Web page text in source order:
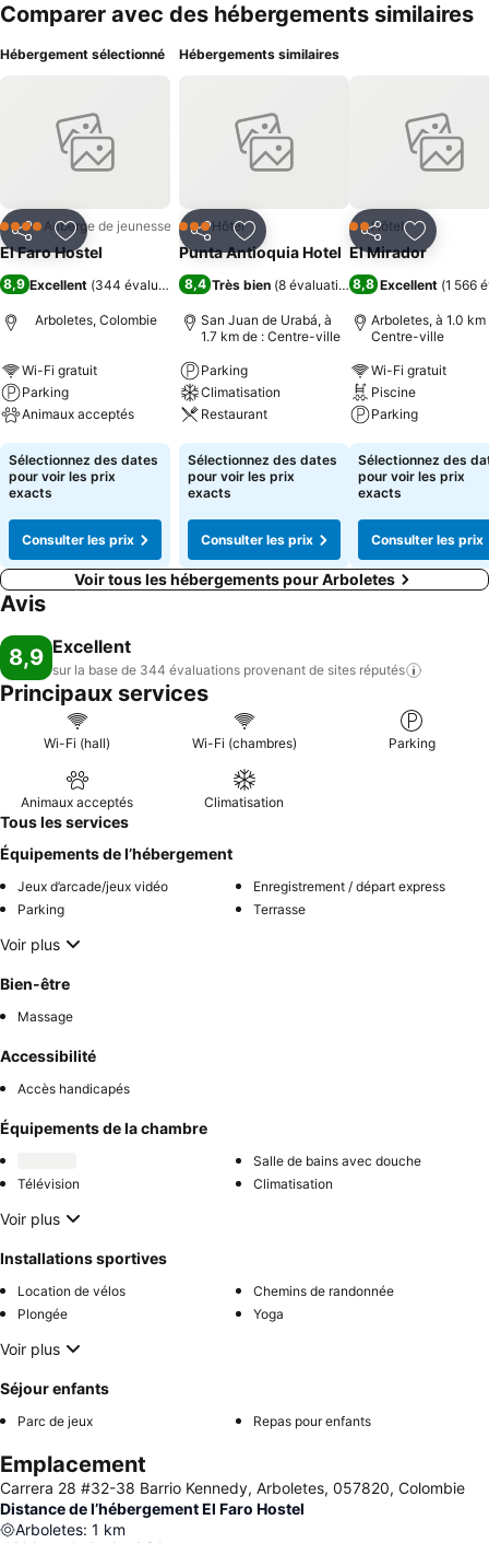
Comparer avec des hébergements similaires
Hébergement sélectionné
PartagerAjouter à mes favoris
4 ÉtoilesAuberge de jeunesse
El Faro Hostel
8,9 Excellent (344 évaluations)
Arboletes, Colombie
Wi-Fi gratuit
Parking
Animaux acceptés
Consulter les prix
Sélectionnez des dates
pour voir les prix
exacts
Consulter les prix
Hébergements similaires
PartagerAjouter à mes favoris
3 ÉtoilesHôtel
Punta Antioquia Hotel
8,4 Très bien (8 évaluations)
San Juan de Urabá, à
1.7 km de : Centre-ville
Parking
Climatisation
Restaurant
Consulter les prix
Sélectionnez des dates
pour voir les prix
exacts
Consulter les prix
PartagerAjouter
2 Étoiles
Hôtel
El Mirador
8,8 Excellent (1 566
Arboletes, à 1.0 km
Centre-ville
Wi-Fi gratuit
Piscine
Parking
Consulter les
Sélectionnez des
pour voir les prix
exacts
Consulter les prix
Voir tous les hébergements pour Arboletes
Avis
8,9 Excellent
sur la base de 344 évaluations provenant de sites réputés
Principaux services
Wi-Fi (hall) Wi-Fi (chambres) Parking
Animaux acceptés Climatisation
Tous les services
Équipements de l’hébergement
Jeux d’arcade/jeux vidéo
Enregistrement / départ express
Parking
Terrasse
Voir plus
Bien-être
Massage
Accessibilité
Accès handicapés
Équipements de la chambre
Salle de bains avec douche
Télévision
Climatisation
Voir plus
Installations sportives
Location de vélos
Chemins de randonnée
Plongée
Yoga
Voir plus
Séjour enfants
Parc de jeux Repas pour enfants
Emplacement
Carrera 28 #32-38 Barrio Kennedy, Arboletes, 057820, Colombie
Distance de l’hébergement El Faro Hostel
Arboletes: 1 km